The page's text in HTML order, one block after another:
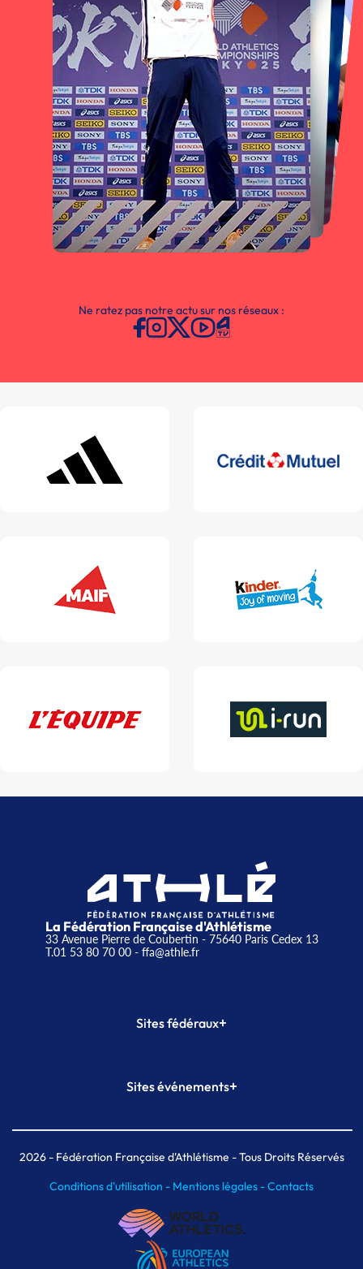
Ne ratez pas notre actu sur nos réseaux :
La Fédération Française d'Athlétisme
33 Avenue Pierre de Coubertin - 75640 Paris Cedex 13
T.01 53 80 70 00- ffa@athle.fr
Sites fédéraux+
Plateforme Formation
Sites événements+
Meeting de Paris indoor
MAIF Ekiden de Paris
2026- Fédération Française d'Athlétisme - Tous Droits Réservés
Conditions d'utilisation - Mentions légales -Contacts